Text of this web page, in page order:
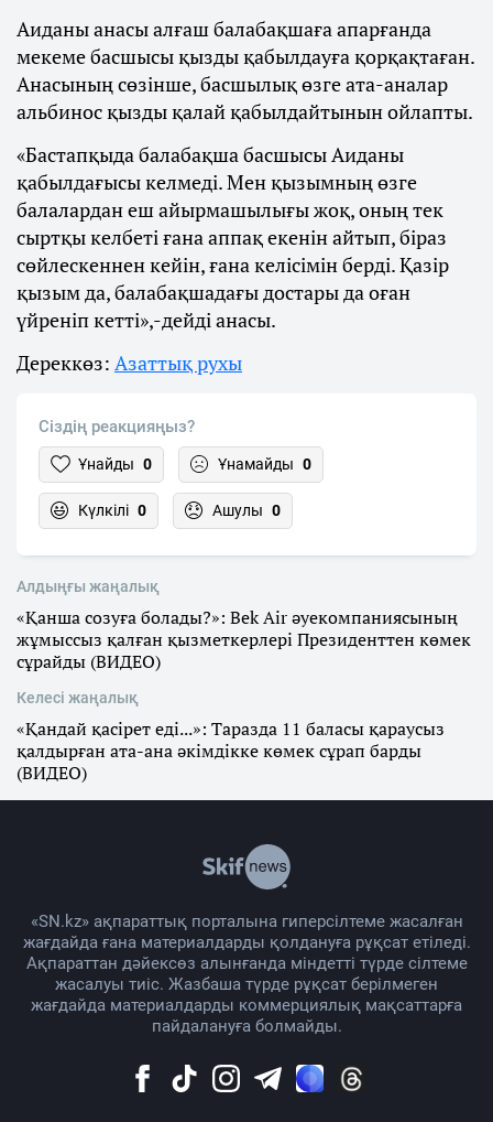
Аиданы анасы алғаш балабақшаға апарғанда
мекеме басшысы қызды қабылдауға қорқақтаған.
Анасының сөзінше, басшылық өзге ата-аналар
альбинос қызды қалай қабылдайтынын ойлапты.
«Бастапқыда балабақша басшысы Аиданы
қабылдағысы келмеді. Мен қызымның өзге
балалардан еш айырмашылығы жоқ, оның тек
сыртқы келбеті ғана аппақ екенін айтып, біраз
сөйлескеннен кейін, ғана келісімін берді. Қазір
қызым да, балабақшадағы достары да оған
үйреніп кетті»,-дейді анасы.
Дереккөз: Азаттық рухы
Сіздің реакцияңыз?
Ұнайды 0 Ұнамайды 0
Күлкілі 0 Ашулы 0
Алдыңғы жаңалық
«Қанша созуға болады?»: Bek Air әуекомпаниясының
жұмыссыз қалған қызметкерлері Президенттен көмек
сұрайды (ВИДЕО)
Келесі жаңалық
«Қандай қасірет еді...»: Таразда 11 баласы қараусыз
қалдырған ата-ана әкімдікке көмек сұрап барды
(ВИДЕО)
«SN.kz» ақпараттық порталына гиперсілтеме жасалған
жағдайда ғана материалдарды қолдануға рұқсат етіледі.
Ақпараттан дәйексөз алынғанда міндетті түрде сілтеме
жасалуы тиіс. Жазбаша түрде рұқсат берілмеген
жағдайда материалдарды коммерциялық мақсаттарға
пайдалануға болмайды.